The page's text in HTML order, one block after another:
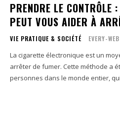
PRENDRE LE CONTRÔLE
PEUT VOUS AIDER À
VIE PRATIQUE & SOCIÉTÉ EVERY-WEB
La cigarette électronique est un
arrêter de fumer. Cette méthode a
personnes dans le monde entier,